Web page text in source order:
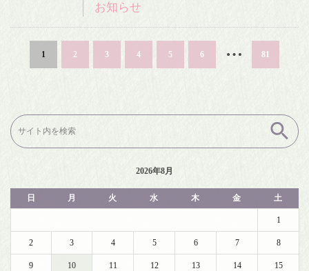
お知らせ
1 2 3 4 5 6 … 81
検
索:
2026年8月
日 月 火 水 木 金 土
1
2 3 4 5 6 7 8
9 10 11 12 13 14 15